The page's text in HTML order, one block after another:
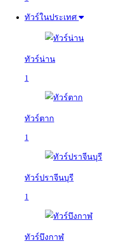
ทัวร์ในประเทศ
ทัวร์น่าน
1
ทัวร์ตาก
1
ทัวร์ปราจีนบุรี
1
ทัวร์บึงกาฬ